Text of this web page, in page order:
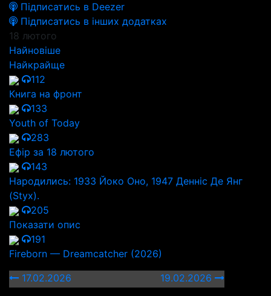
Підписатись в Deezer
Підписатись в інших додатках
18 лютого
Найновіше
Найкрайще
112
Книга на фронт
133
Youth of Today
283
Ефір за 18 лютого
143
Народились: 1933 Йоко Оно, 1947 Денніс Де Янг
(Styx).
205
Показати опис
191
Fireborn — Dreamcatcher (2026)
17.02.2026
19.02.2026